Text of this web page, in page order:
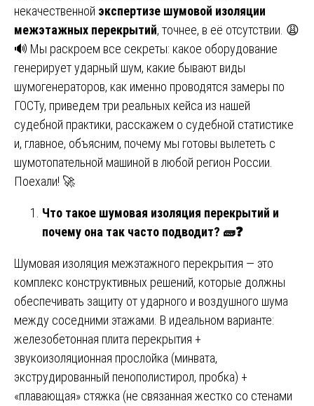
некачественной экспертизе шумовой изоляции
межэтажных перекрытий, точнее, в её отсутствии. 😩
🔊 Мы раскроем все секреты: какое оборудование
генерирует ударный шум, какие бывают виды
шумогенераторов, как именно проводятся замеры по
ГОСТу, приведем три реальных кейса из нашей
судебной практики, расскажем о судебной статистике
и, главное, объясним, почему мы готовы вылететь с
шумотопательной машиной в любой регион России.
Поехали! 🚀
Что такое шумовая изоляция перекрытий и
почему она так часто подводит? 🧱❓
Шумовая изоляция межэтажного перекрытия — это
комплекс конструктивных решений, которые должны
обеспечивать защиту от ударного и воздушного шума
между соседними этажами. В идеальном варианте:
железобетонная плита перекрытия +
звукоизоляционная прослойка (минвата,
экструдированный пенополистирол, пробка) +
«плавающая» стяжка (не связанная жестко со стенами